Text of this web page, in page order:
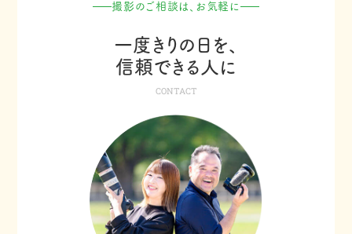
撮影のご相談は、お気軽に
一度きりの日を、
信頼できる人に
CONTACT